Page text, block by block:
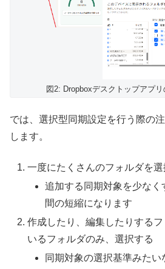
図2: Dropboxデスクトップアプ
では、選択型同期設定を行う際の
します。
一度にたくさんのフォルダを選
追加する同期対象を少な
間の短縮になります
作成したり、編集したりする
いるフォルダのみ、選択する
同期対象の選択基準みた